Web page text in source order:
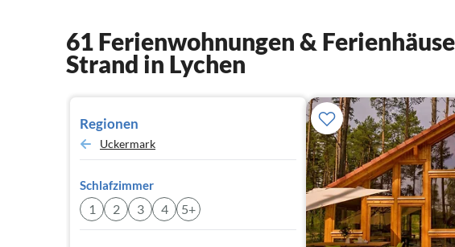
61 Ferienwohnungen &
Strand in Lychen
Regionen
Uckermark
Schlafzimmer
1 2 3 4 5+